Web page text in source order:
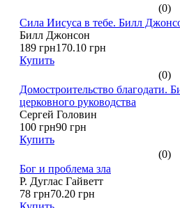
(0)
Сила Иисуса в тебе. Билл
Билл Джонсон
189 грн170.10 грн
Купить
(0)
Домостроительство благодати.
церковного руководства
Сергей Головин
100 грн90 грн
Купить
(0)
Бог и проблема зла
Р. Дуглас Гайветт
78 грн70.20 грн